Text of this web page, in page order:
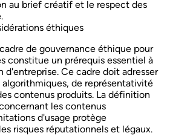
au brief créatif et le respect des
éthiques
de gouvernance éthique pour
constitue un prérequis essentiel à
Ce cadre doit adresser
algorithmiques, de représentativité
contenus produits. La définition
les contenus
d'usage protège
risques réputationnels et légaux.